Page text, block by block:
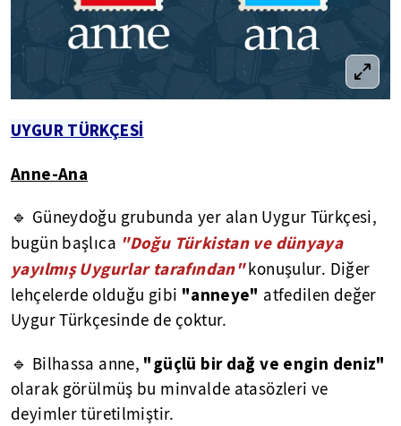
UYGUR TÜRKÇESİ
Anne-Ana
🔹 Güneydoğu grubunda yer alan Uygur Türkçesi,
bugün başlıca "Doğu Türkistan ve dünyaya
yayılmış Uygurlar tarafından"konuşulur. Diğer
lehçelerde olduğu gibi "anneye" atfedilen değer
Uygur Türkçesinde de çoktur.
🔹 Bilhassa anne, "güçlü bir dağ ve engin deniz"
olarak görülmüş bu minvalde atasözleri ve
deyimler türetilmiştir.